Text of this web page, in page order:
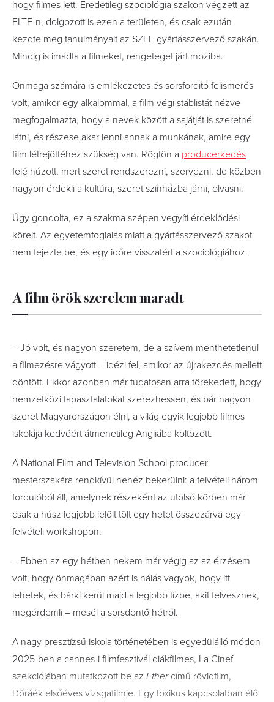
hogy filmes lett. Eredetileg szociológia szakon végzett az
ELTE-n, dolgozott is ezen a területen, és csak ezután
kezdte meg tanulmányait az SZFE gyártás­szervező szakán.
Mindig is imádta a filmeket, rengeteget járt moziba.
Önmaga számára is emlékezetes és sorsfordító felismerés
volt, amikor egy alkalommal, a film végi stáblistát nézve
megfogalmazta, hogy a nevek között a sajátját is szeretné
látni, és részese akar lenni annak a munkának, amire egy
film létrejöttéhez szükség van. Rögtön a producerkedés
felé húzott, mert szeret rendszerezni, szervezni, de közben
nagyon érdekli a kultúra, szeret színházba járni, olvasni.
Úgy gondolta, ez a szakma szépen vegyíti érdeklődési
köreit. Az egyetemfoglalás miatt a gyártásszervező szakot
nem fejezte be, és egy időre visszatért a szociológiához.
A film örök szerelem maradt
– Jó volt, és nagyon szeretem, de a szívem menthetetlenül
a filmezésre vágyott – idézi fel, amikor az újrakezdés mellett
döntött. Ekkor azonban már tudatosan arra törekedett, hogy
nemzetközi tapasztalatokat szerezhessen, és bár nagyon
szeret Magyarországon élni, a világ egyik legjobb filmes
iskolája kedvéért átmenetileg Angliába költözött.
A National Film and Television School producer
mesterszakára rendkívül nehéz bekerülni: a felvételi három
fordulóból áll, amelynek részeként az utolsó körben már
csak a húsz legjobb jelölt tölt egy hetet összezárva egy
felvételi workshopon.
– Ebben az egy hétben nekem már végig az az érzésem
volt, hogy önmagában azért is hálás vagyok, hogy itt
lehetek, és bárki kerül majd a legjobb tízbe, akit felvesznek,
megérdemli – mesél a sorsdöntő hétről.
A nagy presztízsű iskola történetében is egyedülálló módon
2025-ben a cannes-i filmfesztivál diákfilmes, La Cinef
szekciójában mutatkozott be az Ethercímű rövid­film,
Dóráék elsőéves vizsgafilmje. Egy toxikus kapcsolatban élő